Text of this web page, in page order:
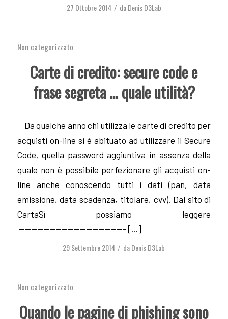
27 Ottobre 2014 / daDenis D3Lab
Non categorizzato
Carte di credito: secure code e
frase segreta … quale utilità?
Da qualche anno chi utilizza le carte di credito per
acquisti on-line si è abituato ad utilizzare il Secure
Code, quella password aggiuntiva in assenza della
quale non è possibile perfezionare gli acquisti on-
line anche conoscendo tutti i dati (pan, data
emissione, data scadenza, titolare, cvv). Dal sito di
CartaSì possiamo leggere
—————————————————- […]
29 Settembre 2014 / daDenis D3Lab
Non categorizzato
Quando le pagine di phishing sono